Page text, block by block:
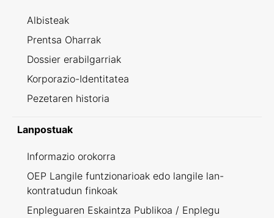
Albisteak
Prentsa Oharrak
Dossier erabilgarriak
Korporazio-Identitatea
Pezetaren historia
Lanpostuak
Informazio orokorra
OEP Langile funtzionarioak edo langile lan-
kontratudun finkoak
Enpleguaren Eskaintza Publikoa / Enplegu